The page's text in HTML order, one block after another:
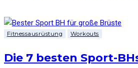
Fitnessausrüstung Workouts
Die 7 besten Sport-